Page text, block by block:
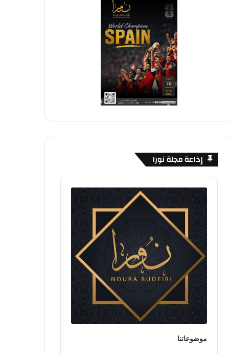
إذاعة مجلة نورا
Audio
Player
موضوعاتنا